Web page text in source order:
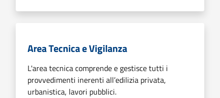
Area Tecnica e Vigilanza
L'area tecnica comprende e gestisce tutti i
provvedimenti inerenti all’edilizia privata,
urbanistica, lavori pubblici.